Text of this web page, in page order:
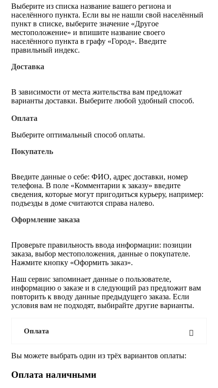
Выберите из списка название вашего региона и
населённого пункта. Если вы не нашли свой населённый
пункт в списке, выберите значение «Другое
местоположение» и впишите название своего
населённого пункта в графу «Город». Введите
правильный индекс.
Доставка
В зависимости от места жительства вам предложат
варианты доставки. Выберите любой удобный способ.
Оплата
Выберите оптимальный способ оплаты.
Покупатель
Введите данные о себе: ФИО, адрес доставки, номер
телефона. В поле «Комментарии к заказу» введите
сведения, которые могут пригодиться курьеру, например:
подъезды в доме считаются справа налево.
Оформление заказа
Проверьте правильность ввода информации: позиции
заказа, выбор местоположения, данные о покупателе.
Нажмите кнопку «Оформить заказ».
Наш сервис запоминает данные о пользователе,
информацию о заказе и в следующий раз предложит вам
повторить к вводу данные предыдущего заказа. Если
условия вам не подходят, выбирайте другие варианты.
Оплата
Вы можете выбрать один из трёх вариантов оплаты:
Оплата наличными